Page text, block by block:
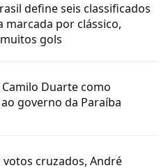
define seis classificados
marcada por clássico,
gols
Camilo Duarte como
governo da Paraíba
votos cruzados, André